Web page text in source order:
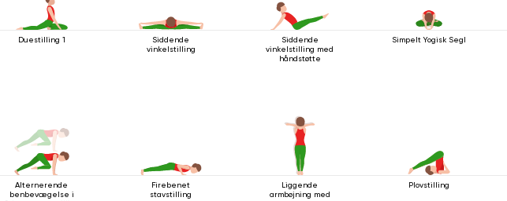
Duestilling 1
Siddende
vinkelstilling
Siddende
vinkelstilling med
håndstøtte
Simpelt Yogisk Segl
Alternerende
benbevægelse i
Firebenet
stavstilling
Liggende
armbøjning med
Plovstilling